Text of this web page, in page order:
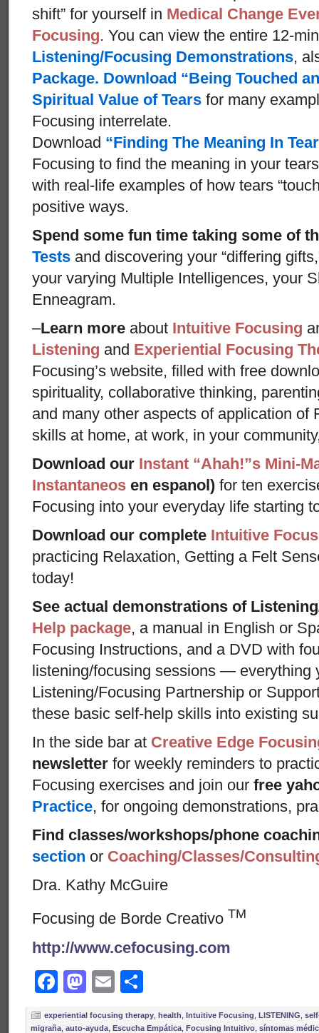
shift” for yourself in Medical Change
Focusing. You can view the entire 12-
Listening/Focusing Demonstrations,
Package. Download “Being Touched
Spiritual Value of Tears for many
Focusing interrelate.
Download “Finding The Meaning In
Focusing to find the meaning in your
with real-life examples of how tears
positive ways.
Spend some fun time taking some of
Tests and discovering your “differing
your varying Multiple Intelligences, your
Enneagram.
–Learn more about Intuitive Focusing
Listening and Experiential Focusing
Focusing’s website, filled with free
spirituality, collaborative thinking,
and many other aspects of application of
skills at home, at work, in your
Download our Instant “Ahah!”s Mini-
Instantaneos en espanol) for ten
Focusing into your everyday life starting
Download our complete Intuitive
practicing Relaxation, Getting a Felt
today!
See actual demonstrations of
Help package, a manual in English or
Focusing Instructions, and a DVD with
listening/focusing sessions — everything
Listening/Focusing Partnership or
these basic self-help skills into existing
In the side bar at Creative Edge
newsletter for weekly reminders to
Focusing exercises and join our free
Practice, for ongoing demonstrations,
Find classes/workshops/phone
section or Coaching/Classes/
Dra. Kathy McGuire
Focusing de Borde Creativo TM
http://www.cefocusing.com
Facebook
Mastodon
Email
experiential focusing therapy health Intuitive Focusing LISTENING
migraña auto-ayuda Escucha Empática Focusing Intuitivo síntomas